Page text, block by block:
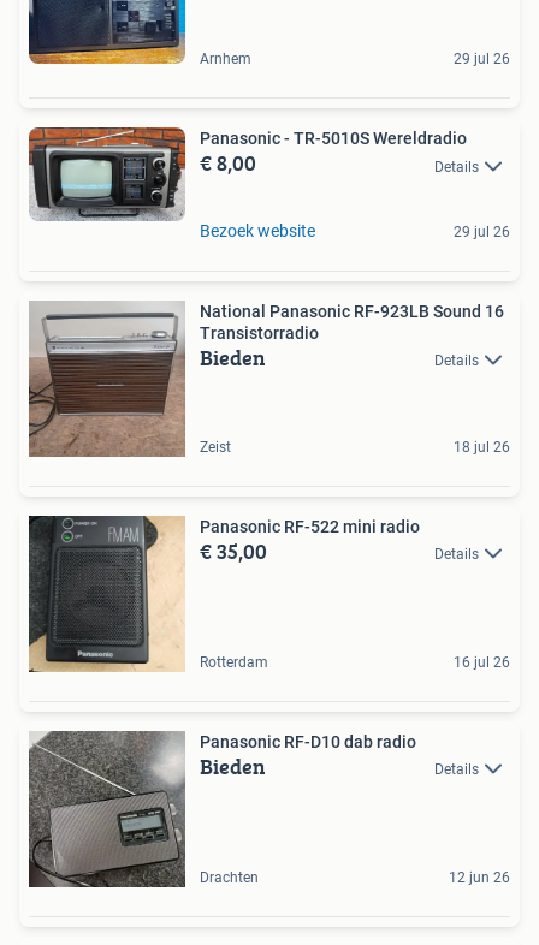
Arnhem 29 jul 26
Panasonic - TR-5010S Wereldradio
€ 8,00 Details
Bezoek website 29 jul 26
National Panasonic RF-923LB Sound 16
Transistorradio
Bieden Details
Zeist 18 jul 26
Panasonic RF-522 mini radio
€ 35,00 Details
Rotterdam 16 jul 26
Panasonic RF-D10 dab radio
Bieden Details
Drachten 12 jun 26